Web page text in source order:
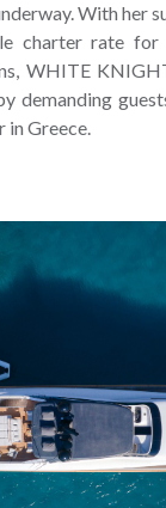
With her
charter rate
WHITE
demanding
in Greece.